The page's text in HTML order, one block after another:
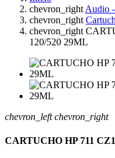
chevron_right Audio
chevron_right
chevron_right
120/520 29ML
chevron_left chevron_right
CARTUCHO HP 711